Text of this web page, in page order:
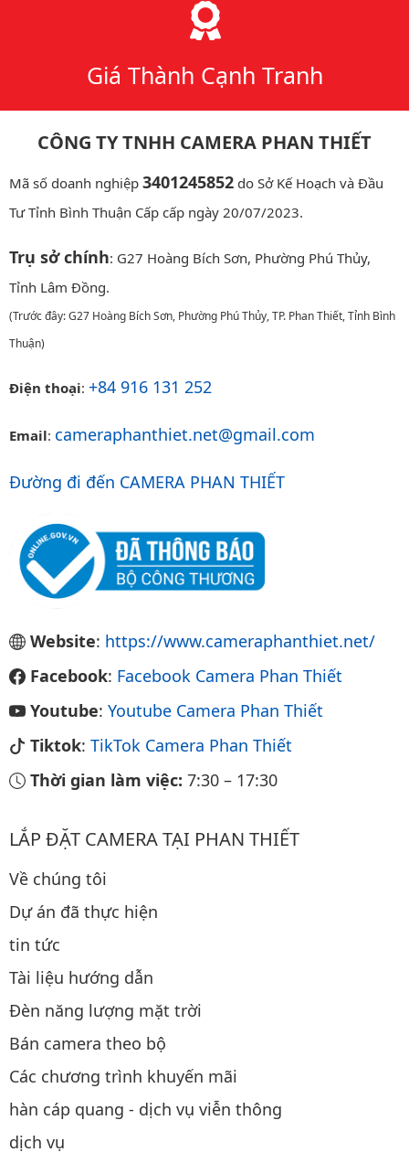
Giá Thành Cạnh Tranh
CÔNG TY TNHH CAMERA PHAN THIẾT
Mã số doanh nghiệp 3401245852 do Sở Kế Hoạch và Đầu
Tư Tỉnh Bình Thuận Cấp cấp ngày 20/07/2023.
Trụ sở chính: G27 Hoàng Bích Sơn, Phường Phú Thủy,
Tỉnh Lâm Đồng.
(Trước đây: G27 Hoàng Bích Sơn, Phường Phú Thủy, TP. Phan Thiết, Tỉnh Bình
Thuận)
Điện thoại: +84 916 131 252
Email: cameraphanthiet.net@gmail.com
Đường đi đến CAMERA PHAN THIẾT
Website: https://www.cameraphanthiet.net/
Facebook: Facebook Camera Phan Thiết
Youtube: Youtube Camera Phan Thiết
Tiktok: TikTok Camera Phan Thiết
Thời gian làm việc: 7:30 – 17:30
LẮP ĐẶT CAMERA TẠI PHAN THIẾT
Về chúng tôi
Dự án đã thực hiện
tin tức
Tài liệu hướng dẫn
Đèn năng lượng mặt trời
Bán camera theo bộ
Các chương trình khuyến mãi
hàn cáp quang - dịch vụ viễn thông
dịch vụ